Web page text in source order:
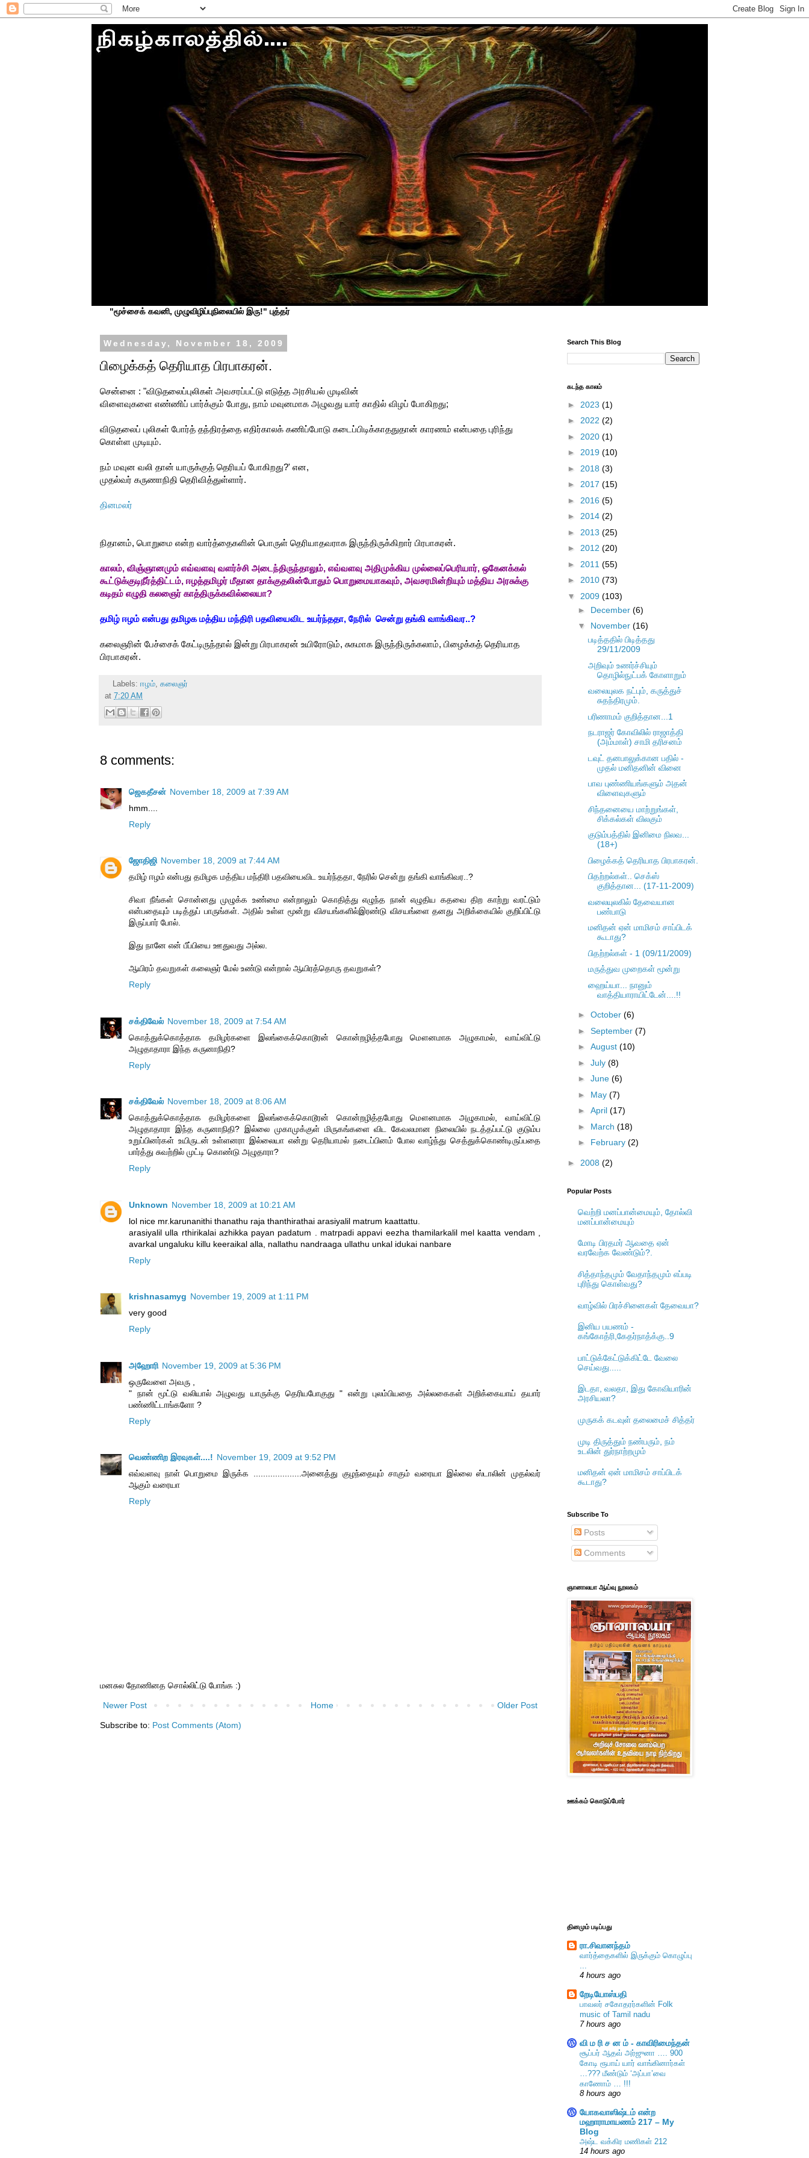
"மூச்சைக் கவனி, முழுவிழிப்புநிலையில் இரு!" புத்தர்
Wednesday, November 18, 2009
பிழைக்கத் தெரியாத பிரபாகரன்.
சென்னை : "விடுதலைப்புலிகள் அவசரப்பட்டு எடுத்த அரசியல் முடிவின்
விளைவுகளை எண்ணிப் பார்க்கும் போது, நாம் மவுனமாக அழுவது யார் காதில் விழப் போகிறது;
விடுதலைப் புலிகள் போர்த் தந்திரத்தை எதிர்காலக் கணிப்போடு கடைப்பிடிக்காததுதான் காரணம் என்பதை புரிந்து
கொள்ள முடியும்.
நம் மவுன வலி தான் யாருக்குத் தெரியப் போகிறது?' என,
முதல்வர் கருணாநிதி தெரிவித்துள்ளார்.
தினமலர்
நிதானம், பொறுமை என்ற வார்த்தைகளின் பொருள் தெரியாதவராக இருந்திருக்கிறார் பிரபாகரன்.
காலம், விஞ்ஞானமும் எவ்வளவு வளர்ச்சி அடைந்திருந்தாலும், எவ்வளவு அதிமுக்கிய முல்லைப்பெரியார், ஒகேனக்கல்
கூட்டுக்குடிநீர்த்திட்டம், ஈழத்தமிழர் மீதான தாக்குதலின்போதும் பொறுமையாகவும், அவசரமின்றியும் மத்திய அரசுக்கு
கடிதம் எழுதி கலஞைர் காத்திருக்கவில்லையா?
தமிழ் ஈழம் என்பது தமிழக மத்திய மந்திரி பதவியைவிட உயர்ந்ததா, நேரில் சென்று தங்கி வாங்கிவர..?
கலைஞரின் பேச்சைக் கேட்டிருந்தால் இன்று பிரபாகரன் உயிரோடும், சுகமாக இருந்திருக்கலாம், பிழைக்கத் தெரியாத
பிரபாகரன்.
Labels: ஈழம், கலைஞர்
at 7:20 AM
8 comments:
ஜெகதீசன் November 18, 2009 at 7:39 AM
hmm....
Reply
ஜோதிஜி November 18, 2009 at 7:44 AM
தமிழ் ஈழம் என்பது தமிழக மத்திய மந்திரி பதவியைவிட உயர்ந்ததா, நேரில் சென்று தங்கி வாங்கிவர..?
சிவா நீங்கள் சொன்னது முழுக்க உண்மை என்றாலும் கொதித்து எழுந்த நான் எழுதிய கதவை திற காற்று வரட்டும்
என்பதையும் படித்துப் பாருங்கள். அதில் உள்ள மூன்று விசயங்களில்இரண்டு விசயங்ளை தனது அறிக்கையில் குறிப்பிட்டு
இருப்பார் போல்.
இது நானே என் பீப்பியை ஊதுவது அல்ல.
ஆயிரம் தவறுகள் கலைஞர் மேல் உண்டு என்றால் ஆயிரத்தொரு தவறுகள்?
Reply
சக்திவேல் November 18, 2009 at 7:54 AM
கொத்துக்கொத்தாக தமிழர்களை இலங்கைக்கொடூரன் கொன்றழித்தபோது மௌனமாக அழுகாமல், வாய்விட்டு
அழுதாதாரா இந்த கருனாநிதி?
Reply
சக்திவேல் November 18, 2009 at 8:06 AM
கொத்துக்கொத்தாக தமிழர்களை இலங்கைக்கொடூரன் கொன்றழித்தபோது மௌனமாக அழுகாமல், வாய்விட்டு
அழுதாதாரா இந்த கருனாநிதி? இல்லை முகாமுக்குள் மிருகங்களை விட கேவலமான நிலையில் நடத்தப்பட்டு குடும்ப
உறுப்பினர்கள் உயிருடன் உள்ளனரா இல்லையா என்று தெரியாமல் நடைப்பினம் போல வாழ்ந்து செத்துக்கொண்டிருப்பதை
பார்த்து சுவற்றில் முட்டி கொண்டு அழுதாரா?
Reply
Unknown November 18, 2009 at 10:21 AM
lol nice mr.karunanithi thanathu raja thanthirathai arasiyalil matrum kaattattu.
arasiyalil ulla rthirikalai azhikka payan padatum . matrpadi appavi eezha thamilarkalil mel kaatta vendam ,
avarkal ungaluku killu keeraikal alla, nallathu nandraaga ullathu unkal idukai nanbare
Reply
krishnasamyg November 19, 2009 at 1:11 PM
very good
Reply
அஹோரி November 19, 2009 at 5:36 PM
ஒருவேளை அவரு ,
" நான் மூட்டு வலியால் அழுவது யாருக்கு தெரியபோகுது " என்று புலம்பியதை அல்லகைகள் அறிக்கையாய் தயார்
பண்ணிட்டாங்களோ ?
Reply
வெண்ணிற இரவுகள்....! November 19, 2009 at 9:52 PM
எவ்வளவு நாள் பொறுமை இருக்க ....................அனைத்து குழந்தையும் சாகும் வரையா இல்லை ஸ்டாலின் முதல்வர்
ஆகும் வரையா
Reply
மனசுல தோணினத சொல்லிட்டு போங்க :)
Newer Post Older Post
Home
Subscribe to: Post Comments (Atom)
Search This Blog
கடந்த காலம்
► 2023 (1)
► 2022 (2)
► 2020 (1)
► 2019 (10)
► 2018 (3)
► 2017 (15)
► 2016 (5)
► 2014 (2)
► 2013 (25)
► 2012 (20)
► 2011 (55)
► 2010 (73)
▼ 2009 (103)
► December (6)
▼ November (16)
படித்ததில் பிடித்தது
29/11/2009
அறிவும் உணர்ச்சியும்
தொழில்நுட்பக் கோளாறும்
வலையுலக நட்பும், கருத்துச்
சுதந்திரமும்.
பரிணாமம் குறித்தான...1
நடராஜர் கோவிலில் ராஜாத்தி
(அம்மாள்) சாமி தரிசனம்
டவுட் தனபாலுக்கான பதில் -
முதல் மனிதனின் வினை
பாவ புண்ணியங்களும் அதன்
விளைவுகளும்
சிந்தனையை மாற்றுங்கள்,
சிக்கல்கள் விலகும்
குடும்பத்தில் இனிமை நிலவ...
(18+)
பிழைக்கத் தெரியாத பிரபாகரன்.
பிதற்றல்கள்.. செக்ஸ்
குறித்தான... (17-11-2009)
வலையுலகில் தேவையான
பண்பாடு
மனிதன் ஏன் மாமிசம் சாப்பிடக்
கூடாது?
பிதற்றல்கள் - 1 (09/11/2009)
மருத்துவ முறைகள் மூன்று
ஹைய்யா... நானும்
வாத்தியாராயிட்டேன்....!!
► October (6)
► September (7)
► August (10)
► July (8)
► June (6)
► May (7)
► April (17)
► March (18)
► February (2)
► 2008 (2)
Popular Posts
வெற்றி மனப்பான்மையும், தோல்வி
மனப்பான்மையும்
மோடி பிரதமர் ஆவதை ஏன்
வரவேற்க வேண்டும்?.
சித்தாந்தமும் வேதாந்தமும் எப்படி
புரிந்து கொள்வது?
வாழ்வில் பிரச்சினைகள் தேவையா?
இனிய பயணம் -
கங்கோத்ரி,கேதர்நாத்க்கு..9
பாட்டுக்கேட்டுக்கிட்டே வேலை
செய்வது.....
இடதா, வலதா, இது கோவியாரின்
அரசியலா?
முருகக் கடவுள் தலைமைச் சித்தர்
முடி திருத்தும் நண்பரும், நம்
உடலின் துர்நாற்றமும்
மனிதன் ஏன் மாமிசம் சாப்பிடக்
கூடாது?
Subscribe To
Posts
Comments
ஞானாலயா ஆய்வு நூலகம்
ஊக்கம் கொடுப்போர்
தினமும் படிப்பது
ரா.சிவானந்தம்
வார்த்தைகளில் இருக்கும் கொழுப்பு
...
4 hours ago
றேடியோஸ்பதி
பாவலர் சகோதரர்களின் Folk
music of Tamil nadu
7 hours ago
வி ம ரி ச ன ம் - காவிரிமைந்தன்
சூப்பர் ஆதவ் அர்ஜுனா …. 900
கோடி ரூபாய் யார் வாங்கினார்கள்
…??? மீண்டும் ‘அப்பா’வை
காணோம் … !!!
8 hours ago
யோகவாஸிஷ்டம் என்ற
மஹாராமாயணம் 217 – My
Blog
அஷ்ட வக்கிர மணிகள் 212
14 hours ago